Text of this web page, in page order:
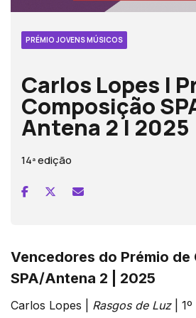
PRÉMIO JOVENS MÚSICOS
Carlos Lopes |
Composição
Antena 2 | 2025
14ª edição
Vencedores do Prémio de
SPA/Antena 2 | 2025
Carlos Lopes | Rasgos de Luz| 1º